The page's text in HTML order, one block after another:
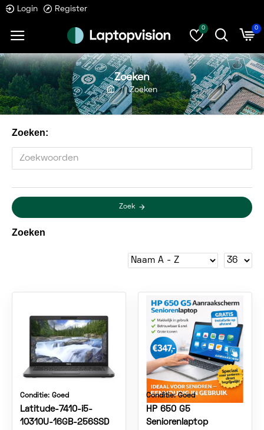
Login Register
0 0
Zoeken
Zoeken
Zoeken:
Zoek
Zoeken
Conditie: Goed
Latitude-7410-i5-
10310U-16GB-256SSD
Conditie:Goed
HP 650 G5
Seniorenlaptop